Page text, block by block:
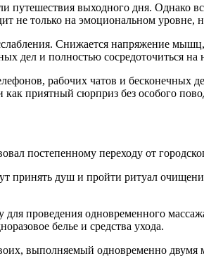
выходного дня. Однако
не только на эмоциональном уровне,
Снижается напряжение
дел и полностью сосредоточиться
рабочих чатов и
приятный сюрприз без особого
постепенному переходу от
принять душ и пройти ритуал
проведения одновременного
белье и средства ухода.
выполняемый одновременно двумя